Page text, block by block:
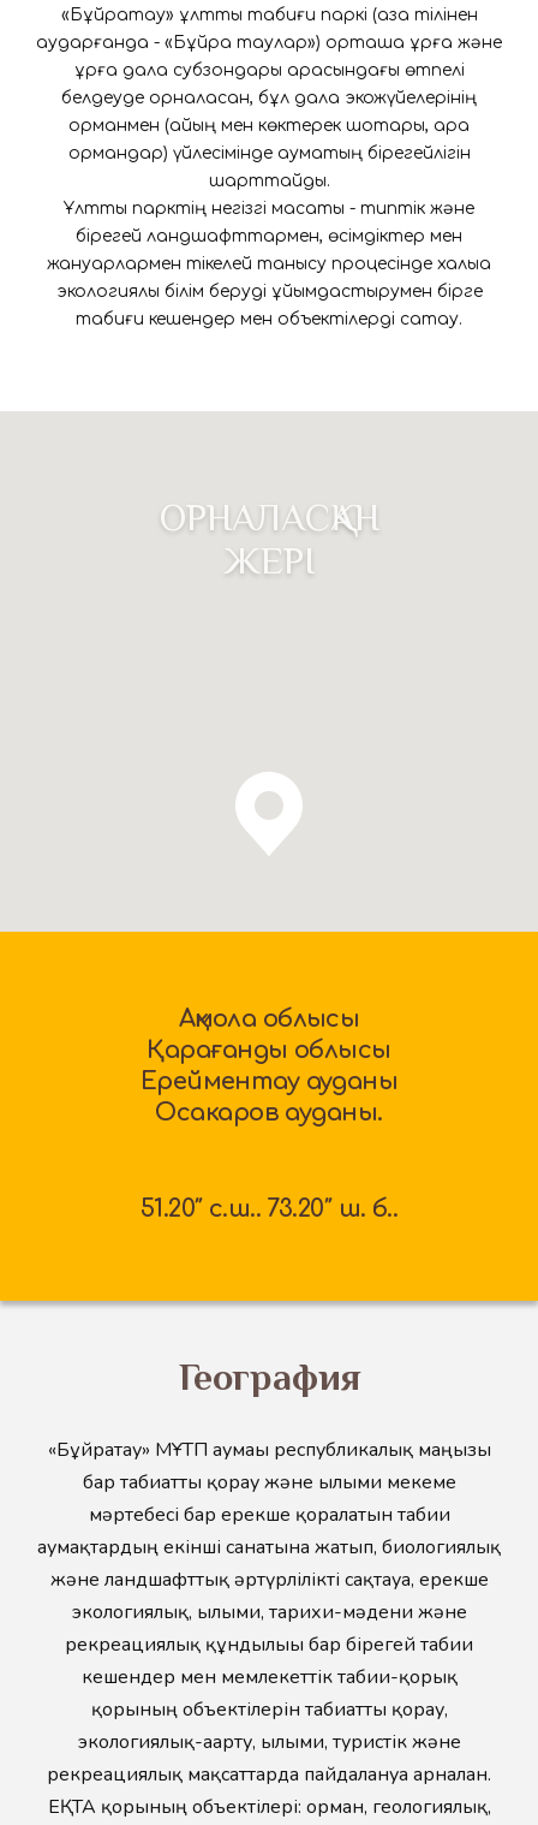
«Бұйратау» ұлттық табиғи паркі (қазақ тілінен
аударғанда - «Бұйра таулар») орташа құрғақ және
құрғақ дала субзондары арасындағы өтпелі
белдеуде орналасқан, бұл дала экожүйелерінің
орманмен (қайың мен көктерек шоқтары, қара
ормандар) үйлесімінде аумақтың бірегейлігін
шарттайды.
Ұлттық парктің негізгі мақсаты - типтік және
бірегей ландшафттармен, өсімдіктер мен
жануарлармен тікелей танысу процесінде халыққа
экологиялық білім беруді ұйымдастырумен бірге
табиғи кешендер мен объектілерді сақтау.
ОРНАЛАСҚАН
ЖЕРІ
Ақмола облысы
Қарағанды облысы
Ерейментау ауданы
Осакаров ауданы.
51.20″ c.ш.. 73.20″ ш. б..
География
«Бұйратау» МҰТП аумағы республикалық маңызы
бар табиғатты қорғау және ғылыми мекеме
мәртебесі бар ерекше қорғалатын табиғи
аумақтардың екінші санатына жатып, биологиялық
және ландшафттық әртүрлілікті сақтауға, ерекше
экологиялық, ғылыми, тарихи-мәдени және
рекреациялық құндылығы бар бірегей табиғи
кешендер мен мемлекеттік табиғи-қорық
қорының объектілерін табиғатты қорғау,
экологиялық-ағарту, ғылыми, туристік және
рекреациялық мақсаттарда пайдалануға арналған.
ЕҚТА қорының объектілері: орман, геологиялық,